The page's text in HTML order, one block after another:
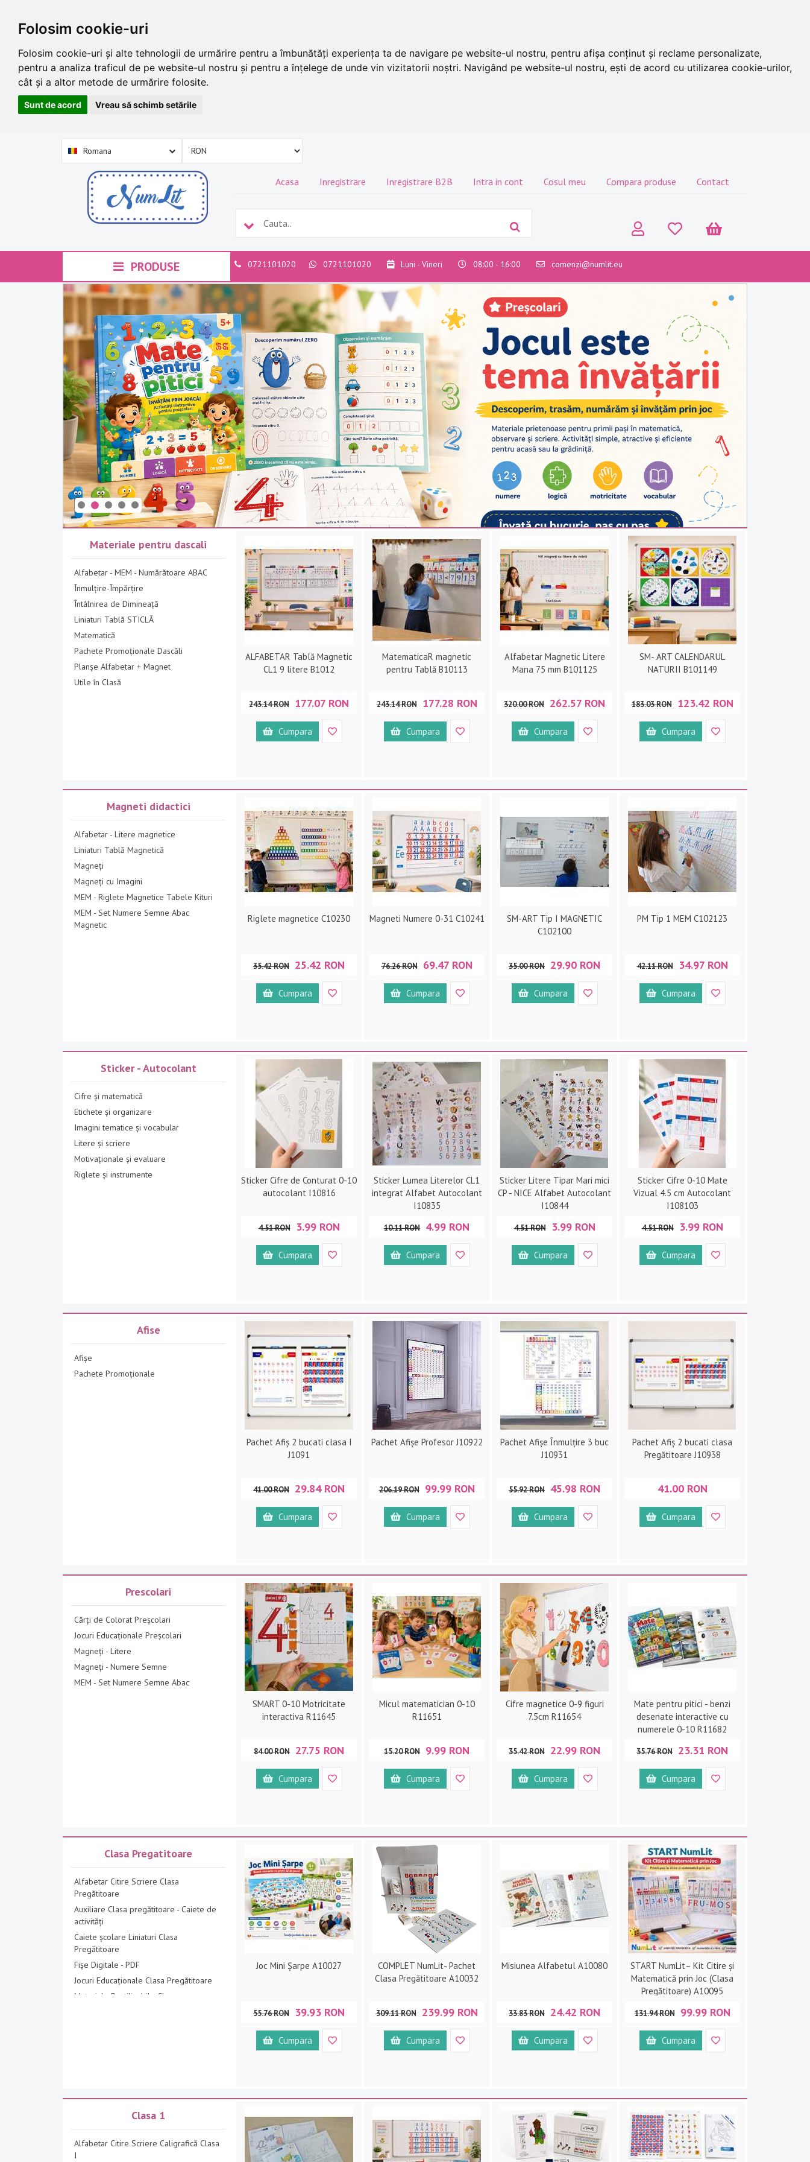
Folosim cookie-uri
Folosim cookie-uri și alte tehnologii de urmărire pentru a îmbunătăți experiența ta de navigare pe website-ul nostru, pentru afișa conținut și reclame personalizate,
pentru a analiza traficul de pe website-ul nostru și pentru a înțelege de unde vin vizitatorii noștri. Navigând pe website-ul nostru, ești de acord cu utilizarea cookie-urilor,
cât și a altor metode de urmărire folosite.
Sunt de acord Vreau să schimb setările
Romana
Acasa Inregistrare Inregistrare B2B Intra in cont Cosul meu Compara produse Contact
PRODUSE 0721101020 0721101020 Luni - Vineri 08:00 - 16:00 comenzi@numlit.eu
Materiale pentru dascali
Alfabetar - MEM - Numărătoare ABAC
Înmulțire-Împărțire
Întâlnirea de Dimineață
Liniaturi Tablă STICLĂ
Matematică
Pachete Promoționale Dascăli
Planșe Alfabetar + Magnet
Utile în Clasă
ALFABETAR Tablă Magnetic
CL1 9 litere B1012
243.14 RON 177.07 RON
Cumpara
MatematicaR magnetic
pentru Tablă B10113
243.14 RON 177.28 RON
Cumpara
Alfabetar Magnetic Litere
Mana 75 mm B101125
320.00 RON 262.57 RON
Cumpara
SM- ART CALENDARUL
NATURII B101149
183.03 RON 123.42 RON
Cumpara
Magneti didactici
Alfabetar - Litere magnetice
Liniaturi Tablă Magnetică
Magneți
Magneți cu Imagini
MEM - Riglete Magnetice Tabele Kituri
MEM - Set Numere Semne Abac
Magnetic
Riglete magnetice C10230
35.42 RON 25.42 RON
Cumpara
Magneti Numere 0-31 C10241
76.26 RON 69.47 RON
Cumpara
SM-ART Tip I MAGNETIC
C102100
35.00 RON 29.90 RON
Cumpara
PM Tip 1 MEM C102123
42.11 RON 34.97 RON
Cumpara
Sticker - Autocolant
Cifre și matematică
Etichete și organizare
Imagini tematice și vocabular
Litere și scriere
Motivaționale și evaluare
Riglete și instrumente
Sticker Cifre de Conturat 0-10
autocolant I10816
4.51 RON 3.99 RON
Cumpara
Sticker Lumea Literelor CL1
integrat Alfabet Autocolant
I10835
10.11 RON 4.99 RON
Cumpara
Sticker Litere Tipar Mari mici
CP - NICE Alfabet Autocolant
I10844
4.51 RON 3.99 RON
Cumpara
Sticker Cifre 0-10 Mate
Vizual 4.5 cm Autocolant
I108103
4.51 RON 3.99 RON
Cumpara
Afise
Afișe
Pachete Promoționale
Pachet Afiș 2 bucati clasa I
J1091
41.00 RON 29.84 RON
Cumpara
Pachet Afișe Profesor J10922
206.19 RON 99.99 RON
Cumpara
Pachet Afișe Înmulțire 3 buc
J10931
55.92 RON 45.98 RON
Cumpara
Pachet Afiș 2 bucati clasa
Pregătitoare J10938
41.00 RON
Cumpara
Prescolari
Cărți de Colorat Preșcolari
Jocuri Educaționale Preșcolari
Magneți - Litere
Magneți - Numere Semne
MEM - Set Numere Semne Abac
SMART 0-10 Motricitate
interactiva R11645
84.00 RON 27.75 RON
Cumpara
Micul matematician 0-10
R11651
15.20 RON 9.99 RON
Cumpara
Cifre magnetice 0-9 figuri
7.5cm R11654
35.42 RON 22.99 RON
Cumpara
Mate pentru pitici - benzi
desenate interactive cu
numerele 0-10 R11682
35.76 RON 23.31 RON
Cumpara
Clasa Pregatitoare
Alfabetar Citire Scriere Clasa
Pregătitoare
Auxiliare Clasa pregătitoare - Caiete de
activități
Caiete școlare Liniaturi Clasa
Pregătitoare
Fișe Digitale - PDF
Jocuri Educaționale Clasa Pregătitoare
Materiale Reutilizabile Clasa
Joc Mini Șarpe A10027
55.76 RON 39.93 RON
Cumpara
COMPLET NumLit- Pachet
Clasa Pregătitoare A10032
309.11 RON 239.99 RON
Cumpara
Misiunea Alfabetul A10080
33.83 RON 24.42 RON
Cumpara
START NumLit– Kit Citire și
Matematică prin Joc (Clasa
Pregătitoare) A10095
131.94 RON 99.99 RON
Cumpara
Clasa 1
Alfabetar Citire Scriere Caligrafică Clasa
I